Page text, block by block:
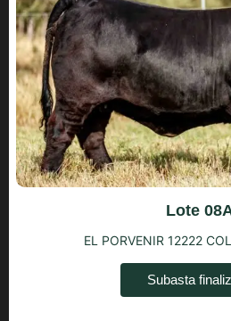
Lote
EL PORVENIR 12222
Subasta